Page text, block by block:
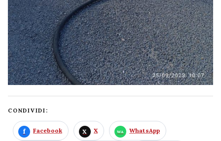
CONDIVIDI:
Facebook X WhatsApp